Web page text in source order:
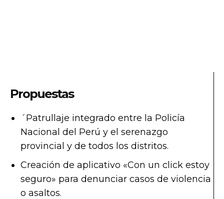
Propuestas
´Patrullaje integrado entre la Policía
Nacional del Perú y el serenazgo
provincial y de todos los distritos.
Creación de aplicativo «Con un click estoy
seguro» para denunciar casos de violencia
o asaltos.